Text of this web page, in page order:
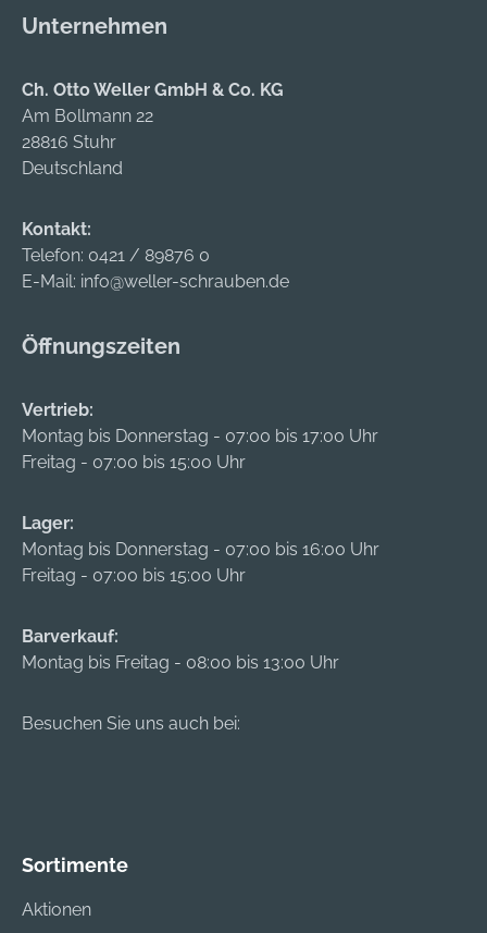
Unternehmen
Ch. Otto Weller GmbH & Co. KG
Am Bollmann 22
28816 Stuhr
Deutschland
Kontakt:
Telefon: 0421 / 89876 0
E-Mail: info@weller-schrauben.de
Öffnungszeiten
Vertrieb:
Montag bis Donnerstag - 07:00 bis 17:00 Uhr
Freitag - 07:00 bis 15:00 Uhr
Lager:
Montag bis Donnerstag - 07:00 bis 16:00 Uhr
Freitag - 07:00 bis 15:00 Uhr
Barverkauf:
Montag bis Freitag - 08:00 bis 13:00 Uhr
Besuchen Sie uns auch bei:
Sortimente
Aktionen